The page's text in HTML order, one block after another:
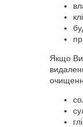
Якщо Ви